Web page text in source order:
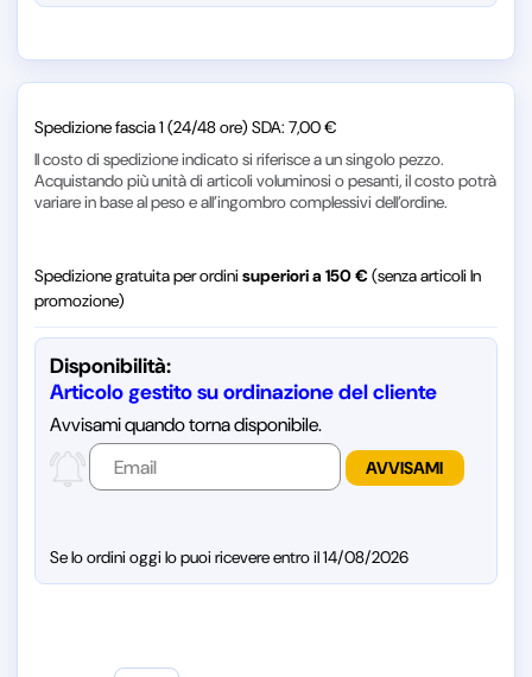
Spedizione fascia 1 (24/48 ore) SDA: 7,00 €
Il costo di spedizione indicato si riferisce a un singolo pezzo.
Acquistando più unità di articoli voluminosi o pesanti, il costo potrà
variare in base al peso e all’ingombro complessivi dell’ordine.
Spedizione gratuita per ordinisuperiori a 150 €(senza articoli In
promozione)
Disponibilità:
Articolo gestito su ordinazione del cliente
Avvisami quando torna disponibile.
Se lo ordini oggi lo puoi ricevere entro il 14/08/2026